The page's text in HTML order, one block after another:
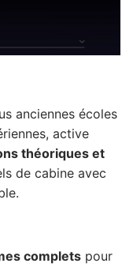
anciennes écoles
active
théoriques et
de cabine avec
complets pour